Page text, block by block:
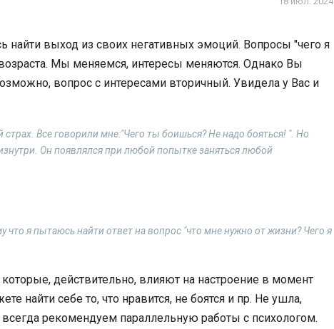
найти выход из своих негативных эмоций. Вопросы "чего я
Мы меняемся, интересы меняются. Однако Вы
вопрос с интересами вторичный. Увидела у Вас и
Все говорили мне:"Чего ты боишься? Не надо бояться! ". Но
Он появлялся при любой попытке заняться любой
что я пытаюсь найти ответ на вопрос "что мне нужно от жизни? Чего я
действительно, влияют на настроение в момент
найти себе то, что нравится, не боятся и пр. Не ушла,
рекомендуем параллельную работы с психологом.